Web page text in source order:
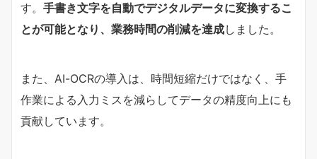
す。 手書き文字を自動でデジタルデータに変換するこ
とが可能となり、業務時間の削減を達成しました。
また、AI-OCRの導入は、時間短縮だけではなく、手
作業による入力ミスを減らしてデータの精度向上にも
貢献しています。